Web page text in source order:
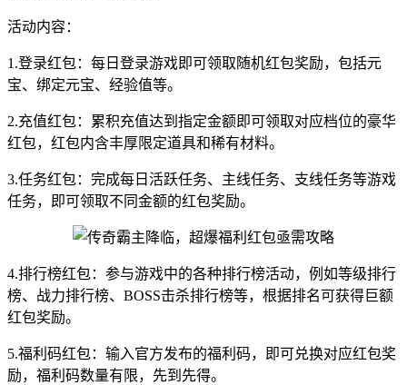
活动内容：
1.登录红包：每日登录游戏即可领取随机红包奖励，包括元
宝、绑定元宝、经验值等。
2.充值红包：累积充值达到指定金额即可领取对应档位的豪华
红包，红包内含丰厚限定道具和稀有材料。
3.任务红包：完成每日活跃任务、主线任务、支线任务等游戏
任务，即可领取不同金额的红包奖励。
4.排行榜红包：参与游戏中的各种排行榜活动，例如等级排行
榜、战力排行榜、BOSS击杀排行榜等，根据排名可获得巨额
红包奖励。
5.福利码红包：输入官方发布的福利码，即可兑换对应红包奖
励，福利码数量有限，先到先得。